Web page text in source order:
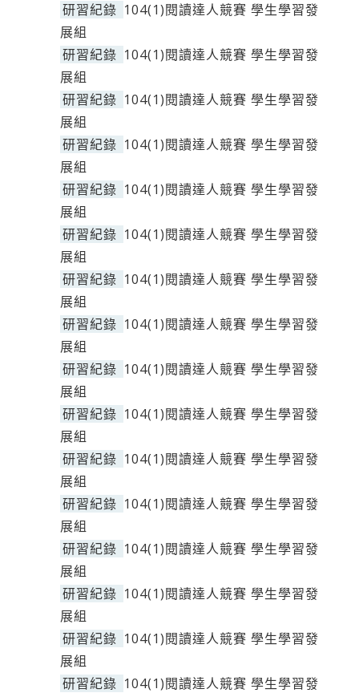
研習紀錄 104(1)閱讀達人競賽 學生學習發
展組
研習紀錄 104(1)閱讀達人競賽 學生學習發
展組
研習紀錄 104(1)閱讀達人競賽 學生學習發
展組
研習紀錄 104(1)閱讀達人競賽 學生學習發
展組
研習紀錄 104(1)閱讀達人競賽 學生學習發
展組
研習紀錄 104(1)閱讀達人競賽 學生學習發
展組
研習紀錄 104(1)閱讀達人競賽 學生學習發
展組
研習紀錄 104(1)閱讀達人競賽 學生學習發
展組
研習紀錄 104(1)閱讀達人競賽 學生學習發
展組
研習紀錄 104(1)閱讀達人競賽 學生學習發
展組
研習紀錄 104(1)閱讀達人競賽 學生學習發
展組
研習紀錄 104(1)閱讀達人競賽 學生學習發
展組
研習紀錄 104(1)閱讀達人競賽 學生學習發
展組
研習紀錄 104(1)閱讀達人競賽 學生學習發
展組
研習紀錄 104(1)閱讀達人競賽 學生學習發
展組
研習紀錄 104(1)閱讀達人競賽 學生學習發